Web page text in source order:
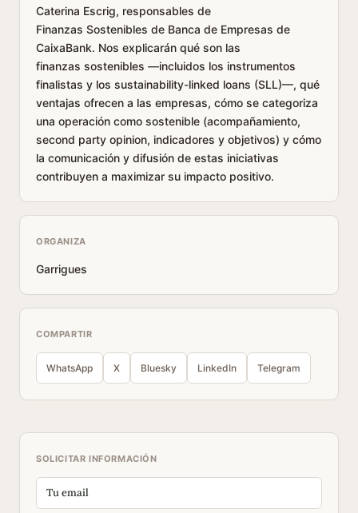
Caterina Escrig, responsables de
Finanzas Sostenibles de Banca de Empresas de
CaixaBank. Nos explicarán qué son las
finanzas sostenibles —incluidos los instrumentos
finalistas y los sustainability-linked loans (SLL)—, qué
ventajas ofrecen a las empresas, cómo se categoriza
una operación como sostenible (acompañamiento,
second party opinion, indicadores y objetivos) y cómo
la comunicación y difusión de estas iniciativas
contribuyen a maximizar su impacto positivo.
ORGANIZA
Garrigues
COMPARTIR
WhatsApp X Bluesky LinkedIn Telegram
SOLICITAR INFORMACIÓN